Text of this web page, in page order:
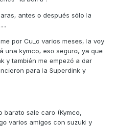
antes o después sólo la
por Cu_o varios meses, la voy
una kymco, eso seguro, ya que
y también me empezó a dar
para la Superdink y
barato sale caro (Kymco,
varios amigos con suzuki y